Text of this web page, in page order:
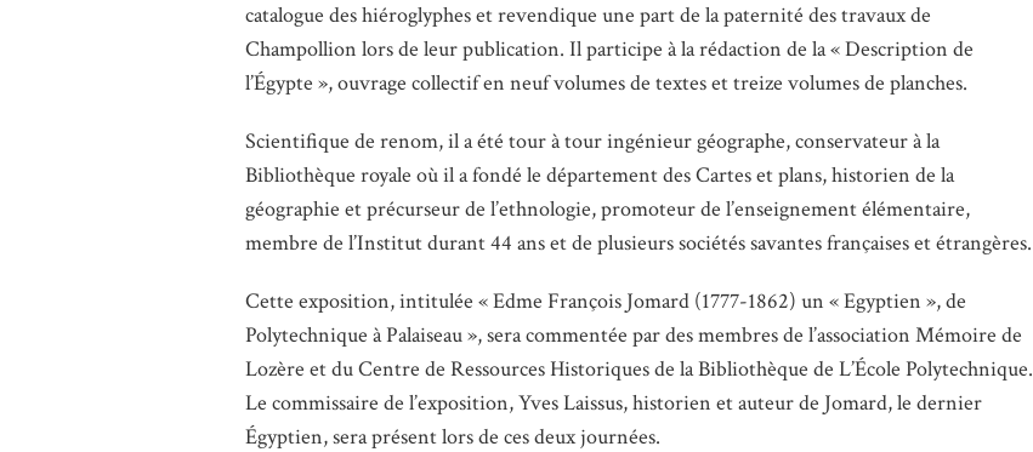
catalogue des hiéroglyphes et revendique une part de la paternité des travaux de
Champollion lors de leur publication. Il participe à la rédaction de la « Description de
l’Égypte », ouvrage collectif en neuf volumes de textes et treize volumes de planches.
Scientifique de renom, il a été tour à tour ingénieur géographe, conservateur à la
Bibliothèque royale où il a fondé le département des Cartes et plans, historien de la
géographie et précurseur de l’ethnologie, promoteur de l’enseignement élémentaire,
membre de l’Institut durant 44 ans et de plusieurs sociétés savantes françaises et étrangères.
Cette exposition, intitulée « Edme François Jomard (1777-1862) un « Egyptien », de
Polytechnique à Palaiseau », sera commentée par des membres de l’association Mémoire de
Lozère et du Centre de Ressources Historiques de la Bibliothèque de L’École Polytechnique.
Le commissaire de l’exposition, Yves Laissus, historien et auteur de Jomard, le dernier
Égyptien, sera présent lors de ces deux journées.